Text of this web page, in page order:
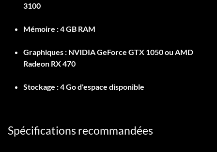
3100
Mémoire :4 GB RAM
Graphiques : NVIDIA GeForce GTX 1050 ou AMD
Radeon RX 470
Stockage :4 Go d'espace disponible
Spécifications recommandées